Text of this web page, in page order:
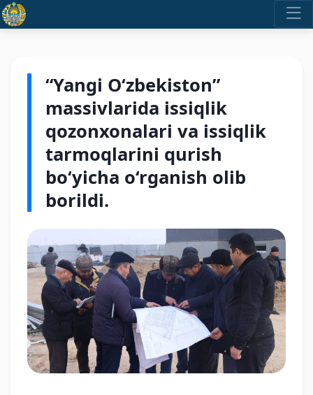
“Yangi O‘zbekiston”
massivlarida issiqlik
qozonxonalari va issiqlik
tarmoqlarini qurish
bo‘yicha o‘rganish olib
borildi.